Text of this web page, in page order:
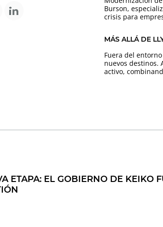
Burson,
crisis para
MÁS ALLÁ DE
Fuera del
nuevos destinos.
activo,
ETAPA: EL GOBIERNO DE KEIKO